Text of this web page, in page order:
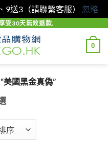
9送3（請聯繫客服） 忽略
受30天無效退款.
0
美國黑金真偽”